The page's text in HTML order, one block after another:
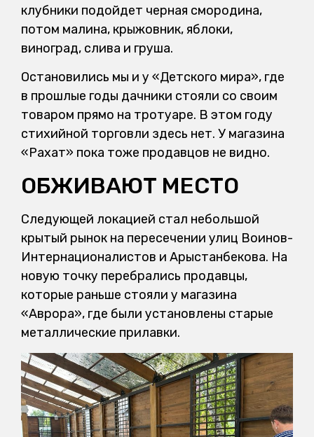
клубники подойдет черная смородина,
потом малина, крыжовник, яблоки,
виноград, слива и груша.
Остановились мы и у «Детского мира», где
в прошлые годы дачники стояли со своим
товаром прямо на тротуаре. В этом году
стихийной торговли здесь нет. У магазина
«Рахат» пока тоже продавцов не видно.
ОБЖИВАЮТ МЕСТО
Следующей локацией стал небольшой
крытый рынок на пересечении улиц Воинов-
Интернационалистов и Арыстанбекова. На
новую точку перебрались продавцы,
которые раньше стояли у магазина
«Аврора», где были установлены старые
металлические прилавки.